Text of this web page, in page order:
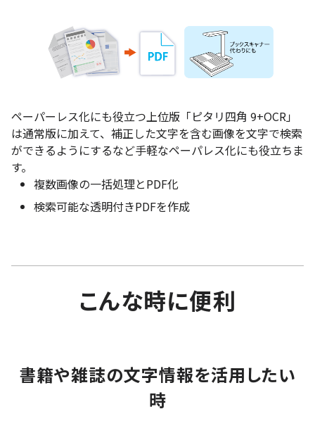
ペーパーレス化にも役立つ上位版「ピタリ四角 9+OCR」
は通常版に加えて、補正した文字を含む画像を文字で検索
ができるようにするなど手軽なペーパレス化にも役立ちま
す。
複数画像の一括処理とPDF化
検索可能な透明付きPDFを作成
こんな時に便利
書籍や雑誌の文字情報を活用したい
時